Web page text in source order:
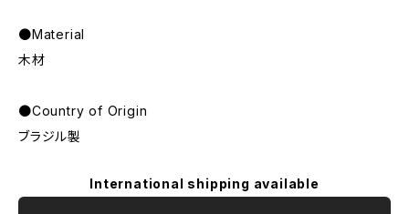
●Material
木材
●Country of Origin
ブラジル製
International shipping available